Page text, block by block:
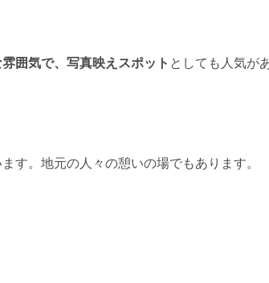
囲気で、写真映えスポット としても人気が
す。地元の人々の憩いの場でもあります。